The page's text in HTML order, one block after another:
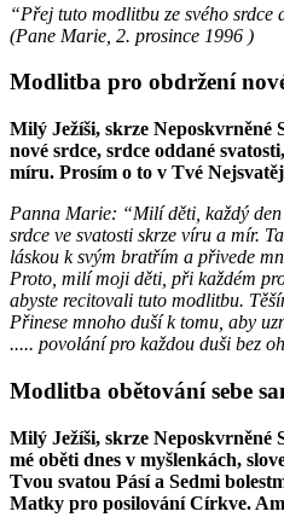
“Přej tuto modlitbu ze svého srdce
(Pane Marie 2. prosince 1996 )
Modlitba pro obdržení
Milý Ježíši, skrze Neposkvrněné
nové srdce, srdce oddané
míru. Prosím o to v Tvé
Panna Marie: “Milí děti, každý
srdce ve svatosti skrze víru a mír.
láskou k svým bratřím a přivede
Proto, milí moji děti, při každém
abyste recitovali tuto modlitbu.
Přinese mnoho duší k tomu, aby
..... povolání pro každou duši bez
Modlitba obětování sebe
Milý Ježíši, skrze Neposkvrněné
mé oběti dnes v myšlenkách,
Tvou svatou Pásí a Sedmi
Matky pro posilování Církve.